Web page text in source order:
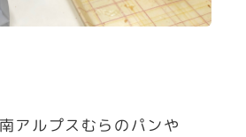
アルプスむらのパンや